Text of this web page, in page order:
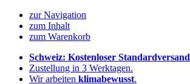
zur Navigation
zum Inhalt
zum Warenkorb
Schweiz: Kostenloser Standardversand
Zustellung in 3 Werktagen.
Wir arbeiten klimabewusst.